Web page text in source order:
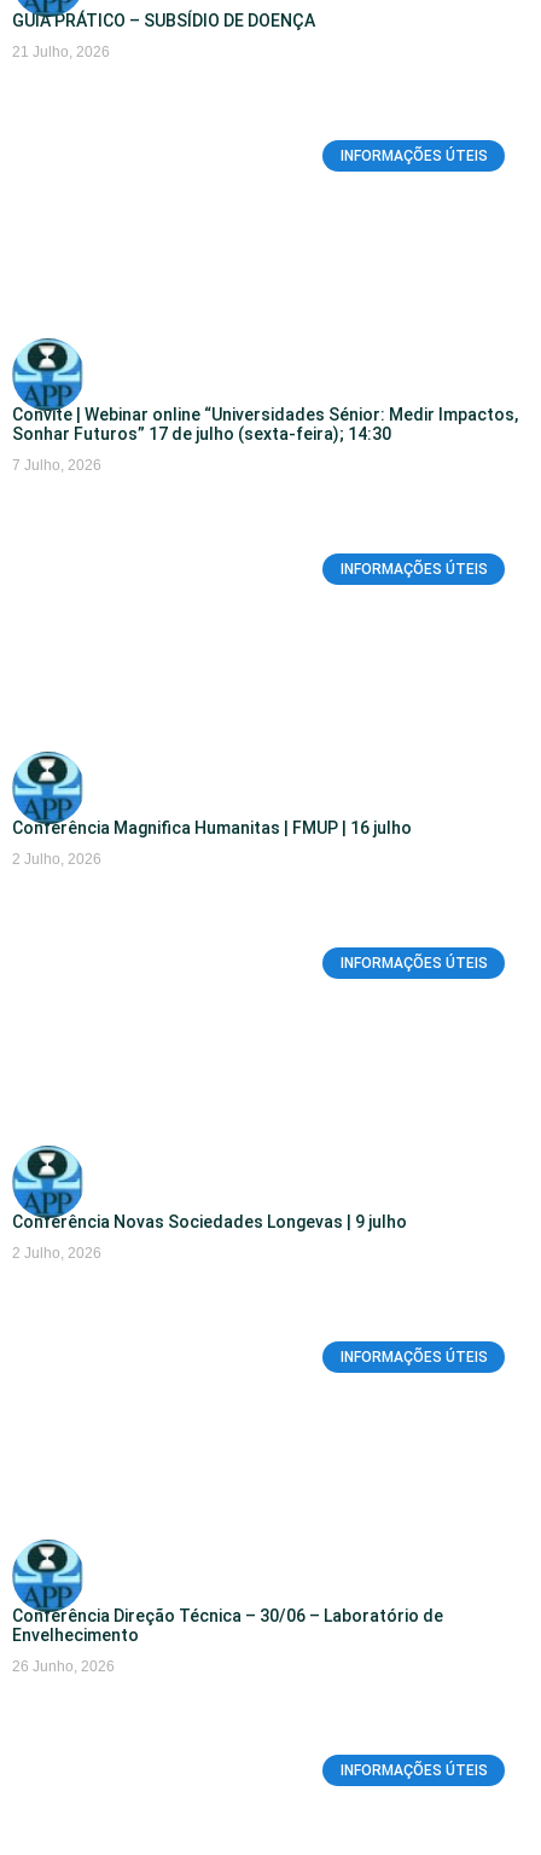
GUIA PRÁTICO – SUBSÍDIO DE DOENÇA
21 Julho, 2026
INFORMAÇÕES ÚTEIS
Convite | Webinar online “Universidades Sénior: Medir Impactos,
Sonhar Futuros” 17 de julho (sexta-feira); 14:30
7 Julho, 2026
INFORMAÇÕES ÚTEIS
Conferência Magnifica Humanitas | FMUP | 16 julho
2 Julho, 2026
INFORMAÇÕES ÚTEIS
Conferência Novas Sociedades Longevas | 9 julho
2 Julho, 2026
INFORMAÇÕES ÚTEIS
Conferência Direção Técnica – 30/06 – Laboratório de
Envelhecimento
26 Junho, 2026
INFORMAÇÕES ÚTEIS